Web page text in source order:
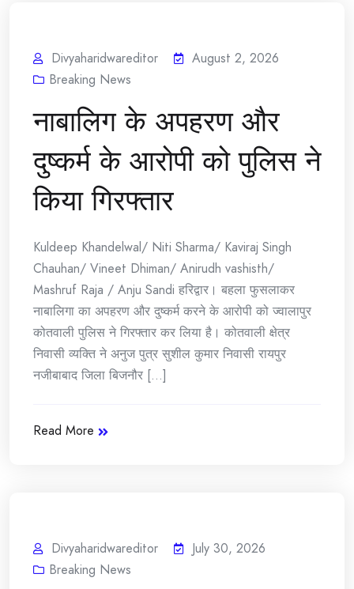
Divyaharidwareditor
August 2, 2026
Breaking News
नाबालिग के अपहरण और
दुष्कर्म के आरोपी को पुलिस ने
किया गिरफ्तार
Kuldeep Khandelwal/ Niti Sharma/ Kaviraj Singh
Chauhan/ Vineet Dhiman/ Anirudh vashisth/
Mashruf Raja / Anju Sandi हरिद्वार। बहला फुसलाकर
नाबालिगा का अपहरण और दुष्कर्म करने के आरोपी को ज्वालापुर
कोतवाली पुलिस ने गिरफ्तार कर लिया है। कोतवाली क्षेत्र
निवासी व्यक्ति ने अनुज पुत्र सुशील कुमार निवासी रायपुर
नजीबाबाद जिला बिजनौर [...]
Read More
Divyaharidwareditor
July 30, 2026
Breaking News